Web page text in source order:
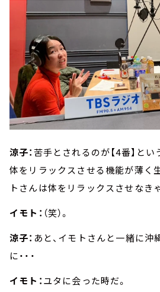
涼子： 苦手とされるのが【4番】とい
体をリラックスさせる機能が薄く
トさんは体をリラックスさせなき
イモト： （笑）。
涼子： あと、イモトさんと一緒に沖
に・・・
イモト：ユタに会った時だ。